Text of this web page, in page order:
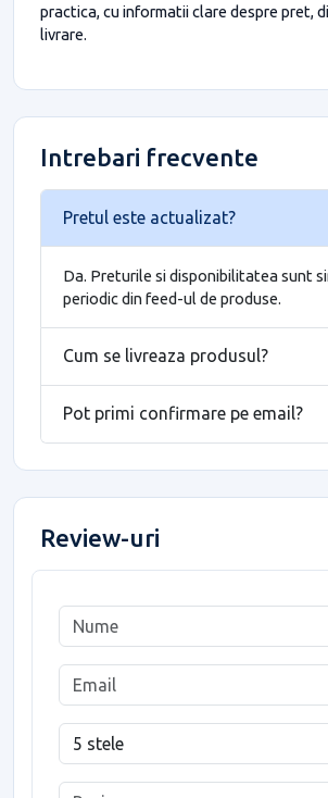
practica, cu informatii clare despre pret,
livrare.
Intrebari frecvente
Pretul este actualizat?
Da. Preturile si disponibilitatea sunt
periodic din feed-ul de produse.
Cum se livreaza produsul?
Pot primi confirmare pe email?
Review-uri